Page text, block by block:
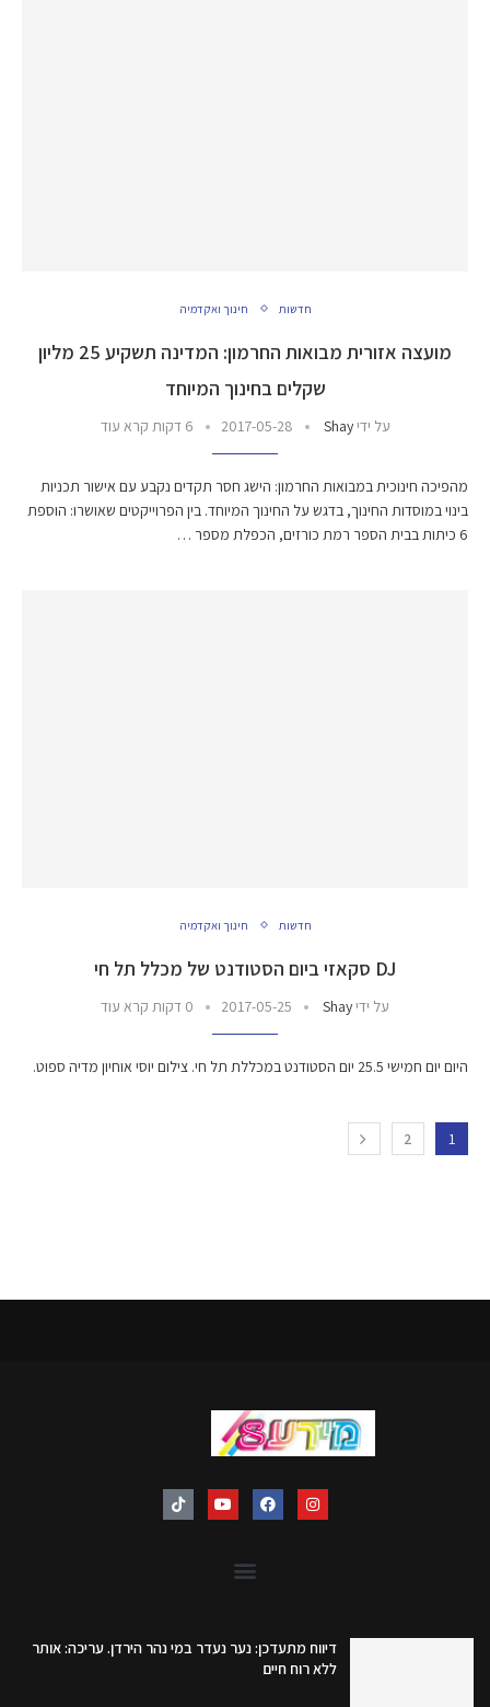
חדשות חינוך ואקדמיה
מועצה אזורית מבואות החרמון: המדינה תשקיע 25 מליון
שקלים בחינוך המיוחד
על ידיShay
2017-05-28 6 דקות קרא עוד
מהפיכה חינוכית במבואות החרמון: הישג חסר תקדים נקבע עם אישור תכניות
בינוי במוסדות החינוך, בדגש על החינוך המיוחד. בין הפרוייקטים שאושרו: הוספת
6 כיתות בבית הספר רמת כורזים, הכפלת מספר …
חדשות חינוך ואקדמיה
DJ סקאזי ביום הסטודנט של מכלל תל חי
על ידיShay
2017-05-25 0 דקות קרא עוד
היום יום חמישי 25.5 יום הסטודנט במכללת תל חי. צילום יוסי אוחיון מדיה ספוט.
1
2
דיווח מתעדכן: נער נעדר במי נהר הירדן. עריכה: אותר
ללא רוח חיים